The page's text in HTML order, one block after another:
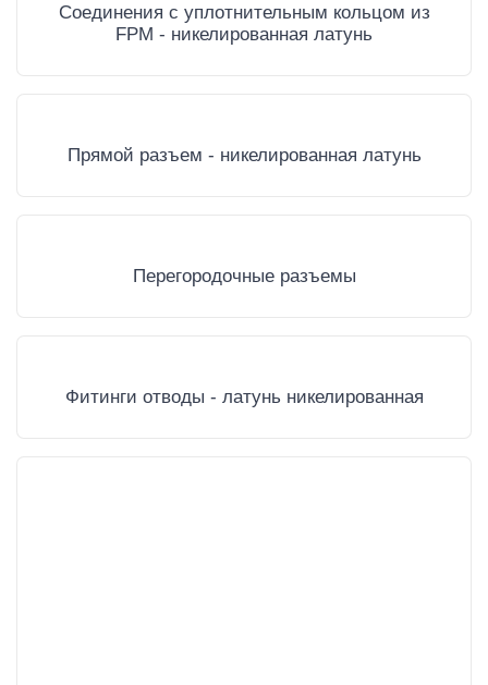
Соединения с уплотнительным кольцом из
FPM - никелированная латунь
Прямой разъем - никелированная латунь
Перегородочные разъемы
Фитинги отводы - латунь никелированная